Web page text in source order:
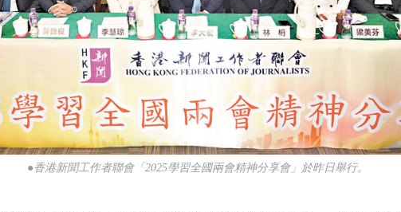
●香港新聞工作者聯會「2025學習全國兩會精神分享會」於昨日舉行。